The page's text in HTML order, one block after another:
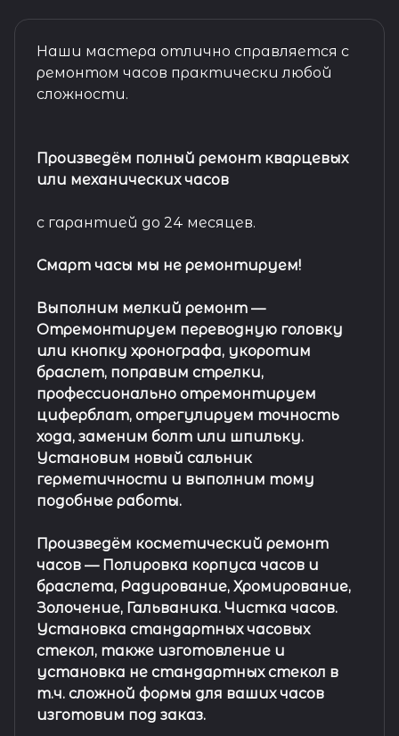
Наши мастера отлично справляется с
ремонтом часов практически любой
сложности.
Произведём полный ремонт кварцевых
или механических часов
с гарантией до 24 месяцев.
Смарт часы мы не ремонтируем!
Выполним мелкий ремонт —
Отремонтируем переводную головку
или кнопку хронографа, укоротим
браслет, поправим стрелки,
профессионально отремонтируем
циферблат, отрегулируем точность
хода, заменим болт или шпильку.
Установим новый сальник
герметичности и выполним тому
подобные работы.
Произведём косметический ремонт
часов — Полировка корпуса часов и
браслета, Радирование, Хромирование,
Золочение, Гальваника. Чистка часов.
Установка стандартных часовых
стекол, также изготовление и
установка не стандартных стекол в
т.ч. сложной формы для ваших часов
изготовим под заказ.